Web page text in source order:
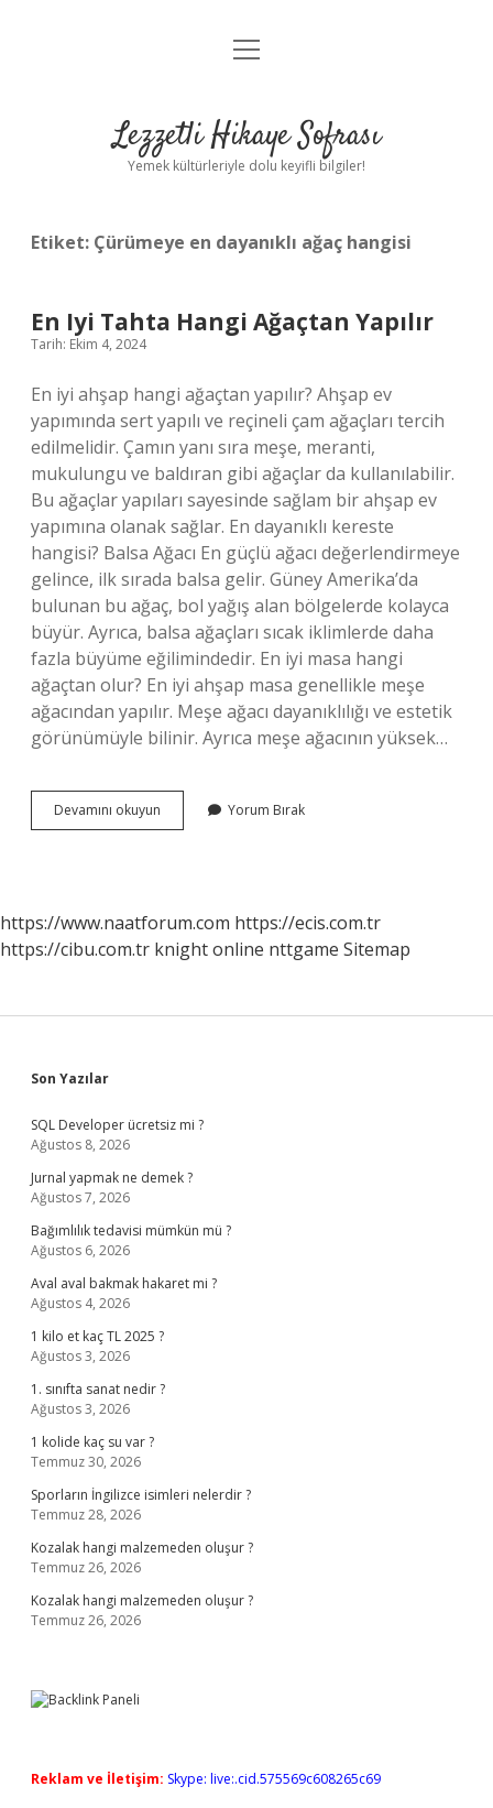
Anasayfa
Yasal Uyarı
menüyü
Lezzetli Hikaye Sofrası
Yemek kültürleriyle dolu keyifli bilgiler!
Etiket: Çürümeye en dayanıklı ağaç hangisi
En Iyi Tahta Hangi Ağaçtan Yapılır
Tarih: Ekim 4, 2024
En iyi ahşap hangi ağaçtan yapılır? Ahşap ev
yapımında sert yapılı ve reçineli çam ağaçları tercih
edilmelidir. Çamın yanı sıra meşe, meranti,
mukulungu ve baldıran gibi ağaçlar da kullanılabilir.
Bu ağaçlar yapıları sayesinde sağlam bir ahşap ev
yapımına olanak sağlar. En dayanıklı kereste
hangisi? Balsa Ağacı En güçlü ağacı değerlendirmeye
gelince, ilk sırada balsa gelir. Güney Amerika’da
bulunan bu ağaç, bol yağış alan bölgelerde kolayca
büyür. Ayrıca, balsa ağaçları sıcak iklimlerde daha
fazla büyüme eğilimindedir. En iyi masa hangi
ağaçtan olur? En iyi ahşap masa genellikle meşe
ağacından yapılır. Meşe ağacı dayanıklılığı ve estetik
görünümüyle bilinir. Ayrıca meşe ağacının yüksek…
Devamını okuyun
Iyi
Yorum Bırak
https://www.naatforum.com https://ecis.com.tr
https://cibu.com.tr knight online nttgame Sitemap
Sidebar
Son Yazılar
SQL Developer ücretsiz mi ?
Ağustos 8, 2026
Jurnal yapmak ne demek ?
Ağustos 7, 2026
Bağımlılık tedavisi mümkün mü ?
Ağustos 6, 2026
Aval aval bakmak hakaret mi ?
Ağustos 4, 2026
1 kilo et kaç TL 2025 ?
Ağustos 3, 2026
1. sınıfta sanat nedir ?
Ağustos 3, 2026
1 kolide kaç su var ?
Temmuz 30, 2026
Sporların İngilizce isimleri nelerdir ?
Temmuz 28, 2026
Kozalak hangi malzemeden oluşur ?
Temmuz 26, 2026
Kozalak hangi malzemeden oluşur ?
Temmuz 26, 2026
Reklam ve İletişim: Skype: live:.cid.575569c608265c69